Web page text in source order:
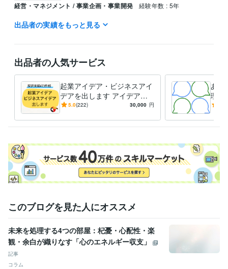
経営・マネジメント / 事業企画・事業開発 経験年数 : 5年
受賞歴
サーチとアイデア出しのやり方」
ビジネス・クリエイティブツール
Excel:20年PowerPoint:10年Word:20年
得意分野
ビジネス代行・事務代行 ビジネスアイデア出し
ビジネス 企画
出品者の実績をもっと見る
出品者の人気サービス
起業アイデア・ビジネスアイ
デアを出します アイデアに
困った方向け。ビジネスアイ
5.0(222) 30,000 円
あな
理す
カッ
このブログを見た人にオススメ
未来を処理する4つの部屋：杞憂・心配性・楽
観・余白が織りなす「心のエネルギー収支」
記事
コラム